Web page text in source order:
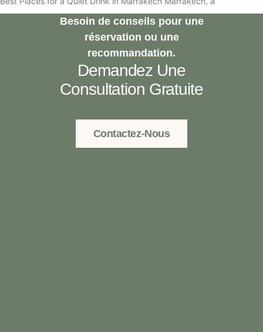
Besoin de conseils pour une
réservation ou une
recommandation.
Demandez Une
Consultation Gratuite
Contactez-Nous